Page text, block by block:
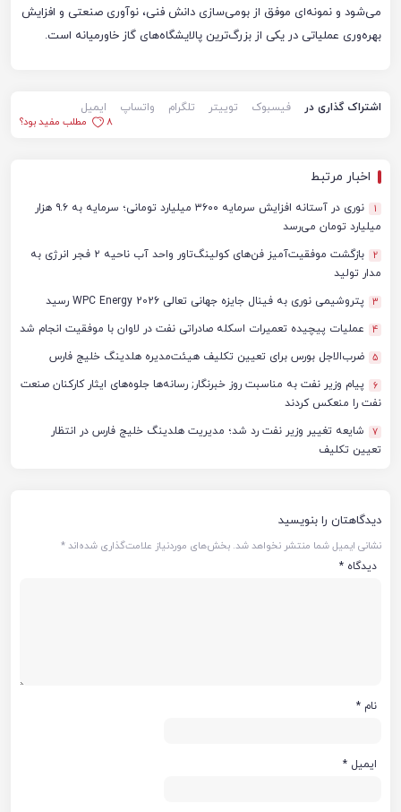
می‌شود و نمونه‌ای موفق از بومی‌سازی دانش فنی، نوآوری صنعتی و افزایش
بهره‌وری عملیاتی در یکی از بزرگ‌ترین پالایشگاه‌های گاز خاورمیانه است.
اشتراک گذاری در فیسبوک توییتر تلگرام واتساپ
ایمیل
8
مطلب مفید بود؟
اخبار مرتبط
1
نوری در آستانه افزایش سرمایه ۳۶۰۰ میلیارد تومانی؛ سرمایه به ۹.۶ هزار
میلیارد تومان می‌رسد
2
بازگشت موفقیت‌آمیز فن‌های کولینگ‌تاور واحد آب ناحیه ۲ فجر انرژی به
مدار تولید
3 پتروشیمی نوری به فینال جایزه جهانی تعالی WPC Energy 2026 رسید
4 عملیات پیچیده تعمیرات اسکله صادراتی نفت در لاوان با موفقیت انجام شد
5 ضرب‌الاجل بورس برای تعیین تکلیف هیئت‌مدیره هلدینگ خلیج فارس
6
پیام وزیر نفت به مناسبت روز خبرنگار; رسانه‌ها جلوه‌های ایثار کارکنان صنعت
نفت را منعکس کردند
7
شایعه تغییر وزیر نفت رد شد؛ مدیریت هلدینگ خلیج فارس در انتظار
تعیین تکلیف
دیدگاهتان را بنویسید
نشانی ایمیل شما منتشر نخواهد شد. بخش‌های موردنیاز علامت‌گذاری شده‌اند*
دیدگاه *
نام *
ایمیل *